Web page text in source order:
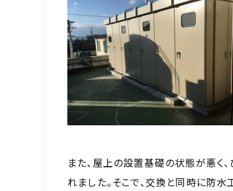
また、屋上の設置基礎の状態が悪く
れました。そこで、交換と同時に防水